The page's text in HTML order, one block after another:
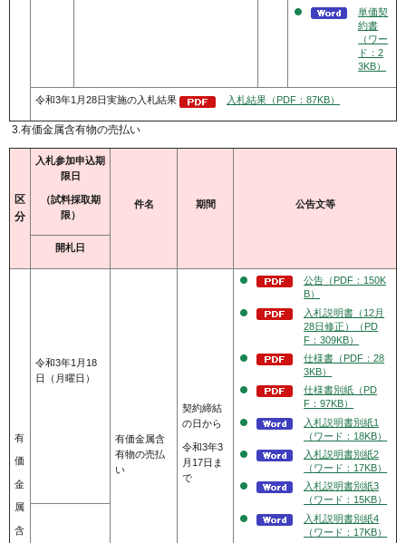
単価契
約書
（ワー
ド：2
3KB）
令和3年1月28日実施の入札結果 入札結果（PDF：87KB）
3.有価金属含有物の売払い
区
分
入札参加申込期
限日
（試料採取期
限）
件名 期間 公告文等
開札日
有
価
金
属
含
令和3年1月18
日（月曜日）
有価金属含
有物の売払
い
契約締結
の日から
令和3年3
月17日ま
で
公告（PDF：150K
B）
入札説明書（12月
28日修正）（PD
F：309KB）
仕様書（PDF：28
3KB）
仕様書別紙（PD
F：97KB）
入札説明書別紙1
（ワード：18KB）
入札説明書別紙2
（ワード：17KB）
入札説明書別紙3
（ワード：15KB）
入札説明書別紙4
（ワード：17KB）